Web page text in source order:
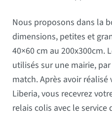
Nous proposons dans la
dimensions, petites et
40×60 cm au 200x300cm.
utilisés sur une mairie,
match. Après avoir
Liberia, vous recevrez
relais colis avec le service